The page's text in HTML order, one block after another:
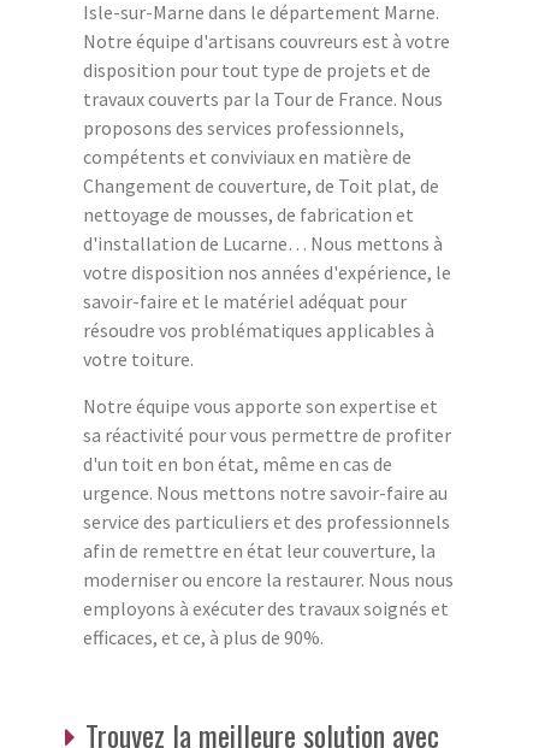
Isle-sur-Marne dans le département Marne.
Notre équipe d'artisans couvreurs est à votre
disposition pour tout type de projets et de
travaux couverts par la Tour de France. Nous
proposons des services professionnels,
compétents et conviviaux en matière de
Changement de couverture, de Toit plat, de
nettoyage de mousses, de fabrication et
d'installation de Lucarne… Nous mettons à
votre disposition nos années d'expérience, le
savoir-faire et le matériel adéquat pour
résoudre vos problématiques applicables à
votre toiture.
Notre équipe vous apporte son expertise et
sa réactivité pour vous permettre de profiter
d'un toit en bon état, même en cas de
urgence. Nous mettons notre savoir-faire au
service des particuliers et des professionnels
afin de remettre en état leur couverture, la
moderniser ou encore la restaurer. Nous nous
employons à exécuter des travaux soignés et
efficaces, et ce, à plus de 90%.
Trouvez la meilleure solution avec